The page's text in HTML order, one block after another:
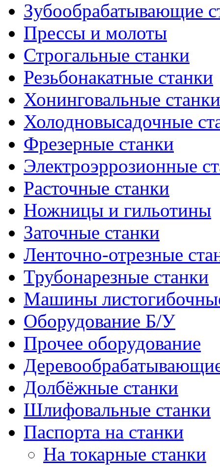
Зубообрабатывающие
Прессы и молоты
Строгальные станки
Резьбонакатные станки
Хонинговальные станки
Холодновысадочные
Фрезерные станки
Электроэррозионные
Расточные станки
Ножницы и гильотины
Заточные станки
Ленточно-отрезные
Трубонарезные станки
Машины
Оборудование Б/У
Прочее оборудование
Долбёжные станки
Шлифовальные станки
Паспорта на станки
На токарные станки